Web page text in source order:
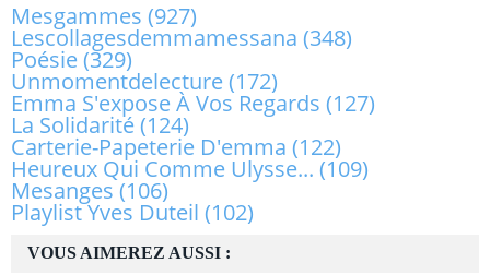
VOUS AIMEREZ AUSSI :
Mesgammes (927)
Lescollagesdemmamessana (348)
Poésie(329)
Unmomentdelecture(172)
Emma S'expose À Vos Regards (127)
La Solidarité(124)
Carterie-Papeterie D'emma (122)
Heureux Qui Comme Ulysse... (109)
Mesanges (106)
Playlist Yves Duteil (102)